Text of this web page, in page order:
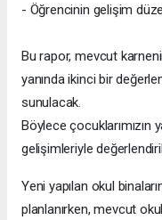
- Öğrencinin gelişim
Bu rapor, mevcut
yanında ikinci bir
sunulacak.
Böylece çocuklarımızın
gelişimleriyle
Yeni yapılan okul
planlanırken, mevcut